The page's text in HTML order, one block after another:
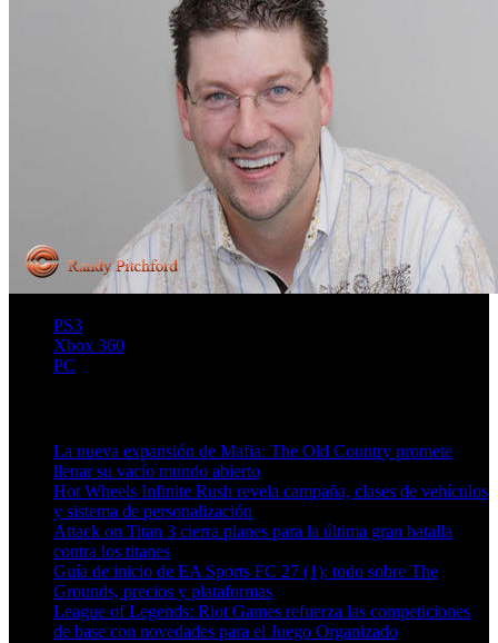
PS3
Xbox 360
PC
La nueva expansión de Mafia: The Old Country promete
llenar su vacío mundo abierto
Hot Wheels Infinite Rush revela campaña, clases de vehículos
y sistema de personalización
Attack on Titan 3 cierra planes para la última gran batalla
contra los titanes
Guía de inicio de EA Sports FC 27 (1): todo sobre The
Grounds, precios y plataformas
League of Legends: Riot Games refuerza las competiciones
de base con novedades para el Juego Organizado